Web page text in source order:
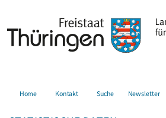
Home Kontakt Suche Newsletter